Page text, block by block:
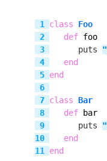
1 class
Foo
2
def foo
3
      puts
"
4
end
5 end
6
7 class Bar
8
def
bar
9
      puts
"
10
end
11 end